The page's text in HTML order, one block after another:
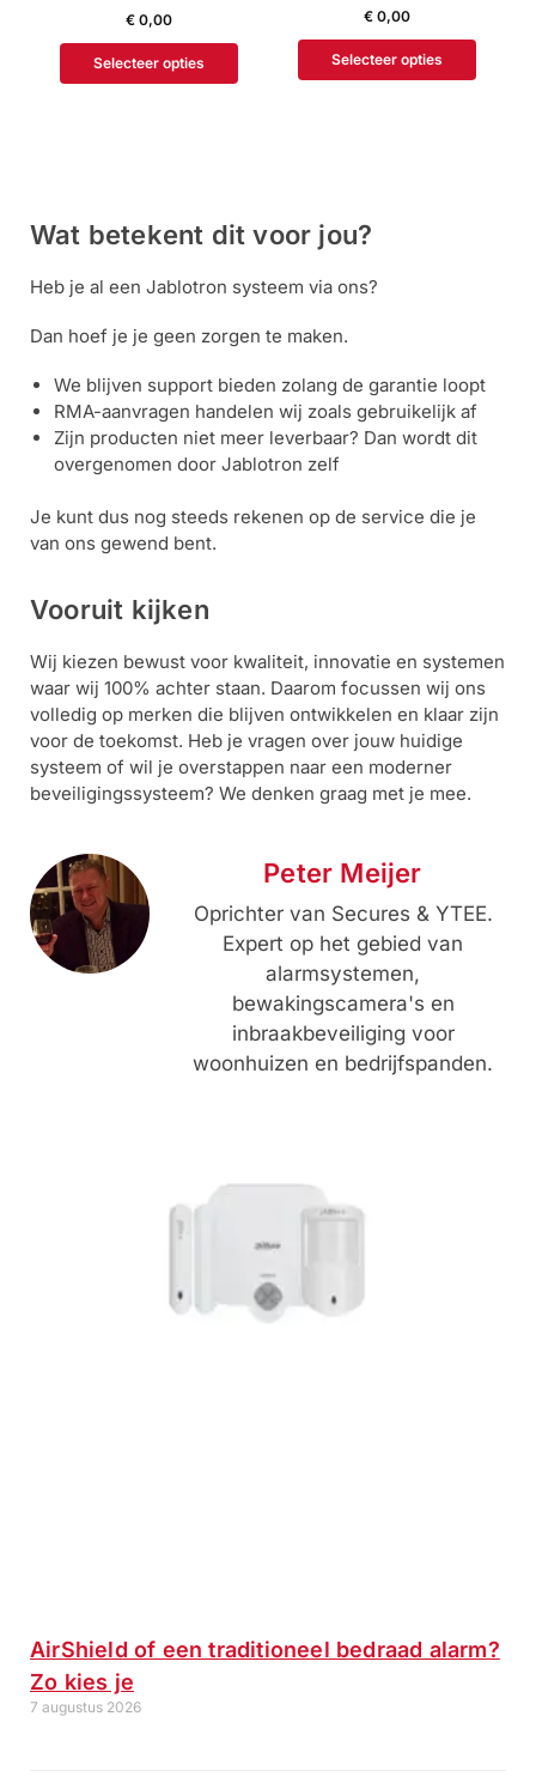
€ 0,00
Selecteer opties
€ 0,00
Selecteer opties
Wat betekent dit voor jou?
Heb je al een Jablotron systeem via ons?
Dan hoef je je geen zorgen te maken.
We blijven support bieden zolang de garantie loopt
RMA-aanvragen handelen wij zoals gebruikelijk af
Zijn producten niet meer leverbaar? Dan wordt dit
overgenomen door Jablotron zelf
Je kunt dus nog steeds rekenen op de service die je
van ons gewend bent.
Vooruit kijken
Wij kiezen bewust voor kwaliteit, innovatie en systemen
waar wij 100% achter staan. Daarom focussen wij ons
volledig op merken die blijven ontwikkelen en klaar zijn
voor de toekomst. Heb je vragen over jouw huidige
systeem of wil je overstappen naar een moderner
beveiligingssysteem? We denken graag met je mee.
Peter Meijer
Oprichter van Secures & YTEE.
Expert op het gebied van
alarmsystemen,
bewakingscamera's en
inbraakbeveiliging voor
woonhuizen en bedrijfspanden.
AirShield of een traditioneel bedraad alarm?
Zo kies je
7 augustus 2026